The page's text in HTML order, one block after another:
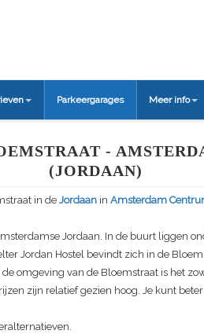
Parkeergarages Meer info
-
(JORDAAN)
in de Jordaan in Amsterdam
Jordaan. In de buurt liggen
Jordan Hostel bevindt zich in de
omgeving van de Bloemstraat is het
zijn relatief gezien hoog. Je kunt